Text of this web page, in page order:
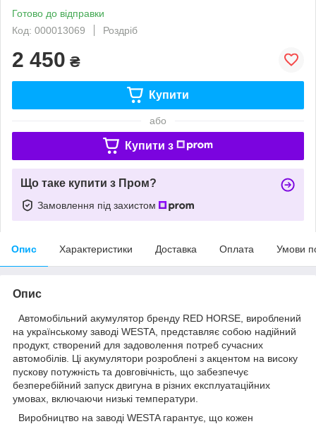
Готово до відправки
Код: 000013069
Роздріб
2 450 ₴
Купити
або
Купити з
Що таке купити з Пром?
Замовлення під захистом
Опис Характеристики Доставка Оплата Умови
Опис
Автомобільний акумулятор бренду RED HORSE, вироблений
на українському заводі WESTA, представляє собою надійний
продукт, створений для задоволення потреб сучасних
автомобілів. Ці акумулятори розроблені з акцентом на високу
пускову потужність та довговічність, що забезпечує
безперебійний запуск двигуна в різних експлуатаційних
умовах, включаючи низькі температури.
Виробництво на заводі WESTA гарантує, що кожен